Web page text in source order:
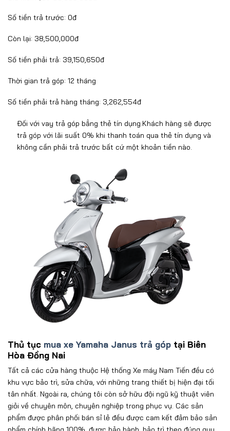
Số tiền trả trước: 0đ
Còn lại: 38,500,000đ
Số tiền phải trả: 39,150,650đ
Thời gian trả góp: 12 tháng
Số tiền phải trả hàng tháng: 3,262,554đ
Đối với vay trả góp bẳng thẻ tín dụng.Khách hàng sẽ được
trả góp với lãi suất 0% khi thanh toán qua thẻ tín dụng và
không cần phải trả trước bất cứ một khoản tiền nào.
Thủ tục mua xe Yamaha Janus trả góp tại Biên
Hòa Đồng Nai
Tất cả các cửa hàng thuộc Hệ thống Xe máy Nam Tiến đều có
khu vực bảo trì, sửa chữa, với những trang thiết bị hiện đại tối
tân nhất. Ngoài ra, chúng tôi còn sở hữu đội ngũ kỹ thuật viên
giỏi về chuyên môn, chuyên nghiệp trong phục vụ. Các sản
phẩm được phân phối bán sỉ lẻ đều được cam kết đảm bảo sản